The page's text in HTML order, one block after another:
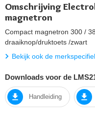
Omschrijving
magnetron
Compact magnetron 300 /
draaiknop/druktoets /zwart
Bekijk ook de
Downloads voor de
Handleiding